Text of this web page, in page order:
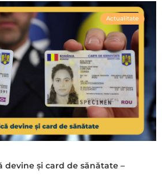
Actualitate
devine și card de sănătate –